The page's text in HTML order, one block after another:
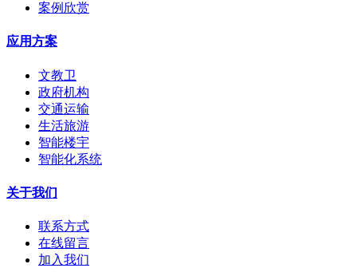
案例欣赏
应用方案
文教卫
政府机构
交通运输
生活旅游
智能楼宇
智能化系统
关于我们
联系方式
在线留言
加入我们